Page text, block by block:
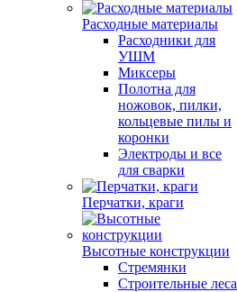
Расходные материалы
Расходники для
УШМ
Миксеры
Полотна для
ножовок, пилки,
кольцевые пилы и
коронки
Электроды и все
для сварки
Перчатки, краги
Высотные конструкции
Стремянки
Строительные леса